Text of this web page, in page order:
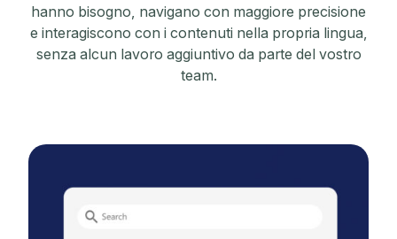
hanno bisogno, navigano con maggiore precisione
e interagiscono con i contenuti nella propria lingua,
senza alcun lavoro aggiuntivo da parte del vostro
team.